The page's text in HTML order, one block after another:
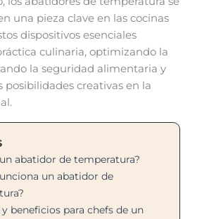
una pieza clave en las cocinas
dispositivos esenciales
culinaria, optimizando la
la seguridad alimentaria y
posibilidades creativas en la
abatidor de temperatura?
un abatidor de
beneficios para chefs de un